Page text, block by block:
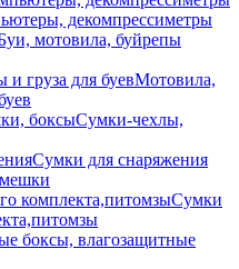
декомпрессиметры
мотовила, буйрепы
Мотовила,
Сумки-чехлы,
Сумки для снаряжения
Сумки